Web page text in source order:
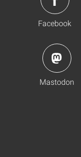
Facebook
Mastodon